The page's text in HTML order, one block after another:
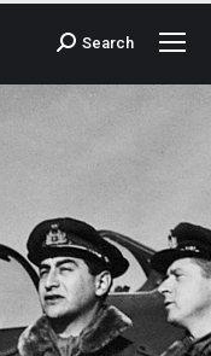
Cerca:Search